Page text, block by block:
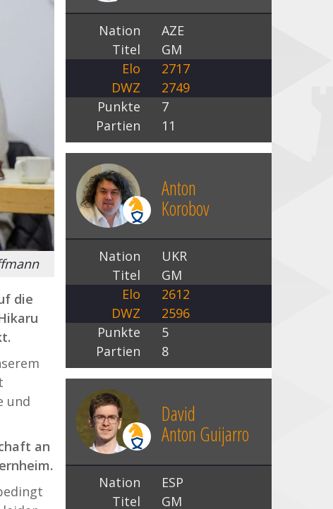
die
und
an
Nation
AZE
Titel
GM
Elo
2717
DWZ
2749
Punkte
7
Partien
11
Anton
Korobov
Nation
UKR
Titel
GM
Elo
2612
DWZ
2596
Punkte
5
Partien
8
David
Anton Guijarro
Nation
ESP
Titel
GM